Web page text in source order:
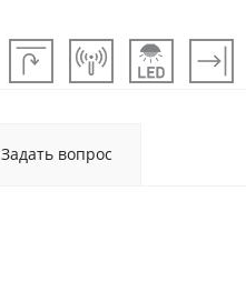
Задать вопрос